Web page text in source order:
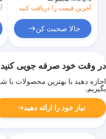
آخرین قیمت را دریافت کنید
حالا صحبت کن
در وقت خود صرفه جویی کنید
اجازه دهید با بهترین محصولات با
بگیریم.
نیاز خود را ارائه دهید